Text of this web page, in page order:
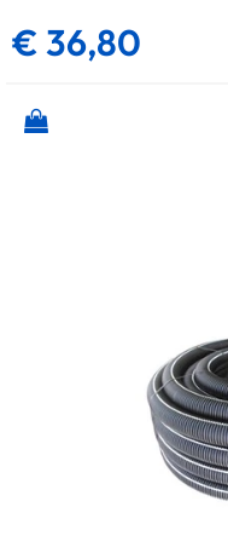
€ 36,80
Quantità